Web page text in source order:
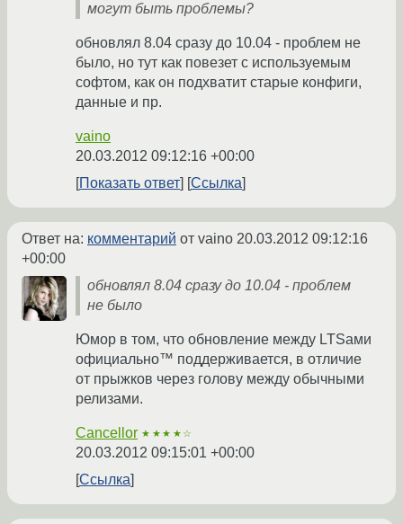
могут быть проблемы?
обновлял 8.04 сразу до 10.04 - проблем не
было, но тут как повезет с используемым
софтом, как он подхватит старые конфиги,
данные и пр.
vaino
20.03.2012 09:12:16 +00:00
Показать ответ
Ссылка
Ответ на: комментарий от vaino 20.03.2012 09:12:16
+00:00
обновлял 8.04 сразу до 10.04 - проблем
не было
Юмор в том, что обновление между LTSами
официально™ поддерживается, в отличие
от прыжков через голову между обычными
релизами.
Cancellor ★★★★☆
20.03.2012 09:15:01 +00:00
Ссылка